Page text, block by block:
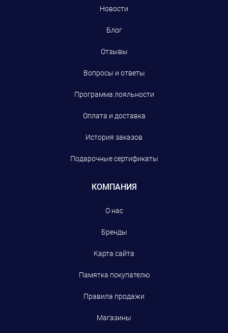
Новости
Блог
Отзывы
Вопросы и ответы
Программа лояльности
Оплата и доставка
История заказов
Подарочные сертификаты
КОМПАНИЯ
О нас
Бренды
Карта сайта
Памятка покупателю
Правила продажи
Магазины